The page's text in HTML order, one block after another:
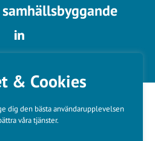
& Cookies
dig den bästa användarupplevelsen
våra tjänster.